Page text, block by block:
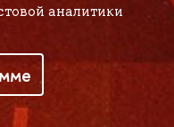
аналитики